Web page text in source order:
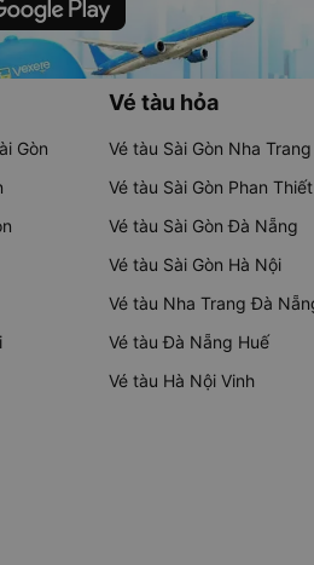
Gòn
Vé tàu hỏa
Vé tàu Sài Gòn Nha Trang
Vé tàu Sài Gòn Phan Thiết
Vé tàu Sài Gòn Đà Nẵng
Vé tàu Sài Gòn Hà Nội
Vé tàu Nha Trang Đà
Vé tàu Đà Nẵng Huế
Vé tàu Hà Nội Vinh